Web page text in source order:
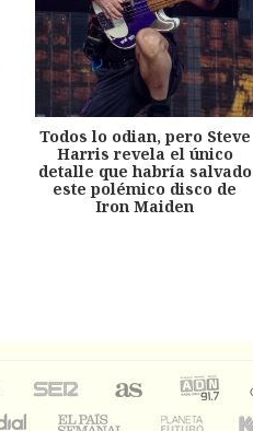
Todos lo odian, pero Steve
Harris revela el único
detalle que habría salvado
este polémico disco de
Iron Maiden